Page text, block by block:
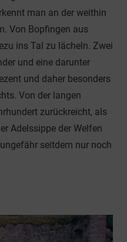
man an der weithin
Von Bopfingen aus
ins Tal zu lächeln. Zwei
und eine darunter
und daher besonders
Von der langen
zurückreicht, als
Adelssippe der Welfen
seitdem nur noch